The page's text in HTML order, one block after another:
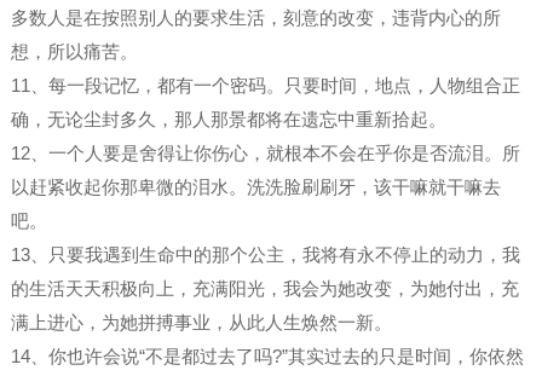
多数人是在按照别人的要求生活，刻意的改变，违背内心的所
想，所以痛苦。
11、每一段记忆，都有一个密码。只要时间，地点，人物组合正
确，无论尘封多久，那人那景都将在遗忘中重新拾起。
12、一个人要是舍得让你伤心，就根本不会在乎你是否流泪。所
以赶紧收起你那卑微的泪水。洗洗脸刷刷牙，该干嘛就干嘛去
吧。
13、只要我遇到生命中的那个公主，我将有永不停止的动力，我
的生活天天积极向上，充满阳光，我会为她改变，为她付出，充
满上进心，为她拼搏事业，从此人生焕然一新。
14、你也许会说“不是都过去了吗?”其实过去的只是时间，你依然